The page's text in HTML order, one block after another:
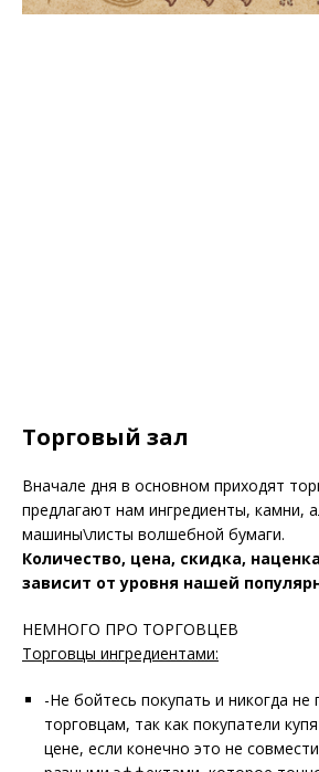
Торговый зал
Вначале дня в основном приходят
предлагают нам ингредиенты, камни,
машины\листы волшебной бумаги.
Количество, цена, скидка,
зависит от уровня нашей
НЕМНОГО ПРО ТОРГОВЦЕВ
Торговцы ингредиентами:
-Не бойтесь покупать и никогда не
торговцам, так как покупатели
цене, если конечно это не